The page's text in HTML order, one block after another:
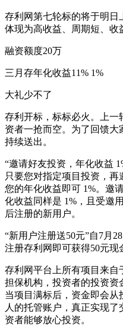
存利网第七轮标的将于明日
体现为高收益、周期短、收
融资额度20万
三月存年化收益11% 1%
大礼少不了
存利开标，标标必火。上一
资者一抢而空。为了回馈
持续送出。
“邀请好友投资，年化收益
只要您对指定项目投资，再
您的年化收益即可 1%。邀
化收益同样是 1%，且受邀
后注册的新用户。
“新用户注册送50元”自7月
注册存利网即可获得50元现
存利网平台上所有项目来自
担保机构，投资者的投资资
当项目满标后，资金即会
人的托管账户，真正实现
资者能够放心投资。